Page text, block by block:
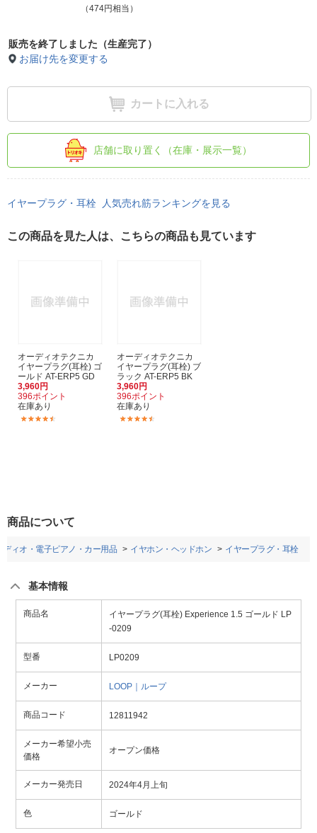
（474円相当）
販売を終了しました（生産完了）
お届け先を変更する
カートに入れる
店舗に取り置く（在庫・展示一覧）
イヤープラグ・耳栓 人気売れ筋ランキングを見る
この商品を見た人は、こちらの商品も見ています
オーディオテクニカ
イヤープラグ(耳栓) ゴ
ールド AT-ERP5 GD
3,960円
396ポイント
在庫あり
オーディオテクニカ
イヤープラグ(耳栓) ブ
ラック AT-ERP5 BK
3,960円
396ポイント
在庫あり
商品について
ディオ・電子ピアノ・カー用品 イヤホン・ヘッドホン イヤープラグ・耳栓
基本情報
商品名
イヤープラグ(耳栓) Experience 1.5 ゴールド LP
-0209
型番 LP0209
メーカー LOOP｜ループ
商品コード 12811942
メーカー希望小売
価格
オープン価格
メーカー発売日 2024年4月上旬
色 ゴールド